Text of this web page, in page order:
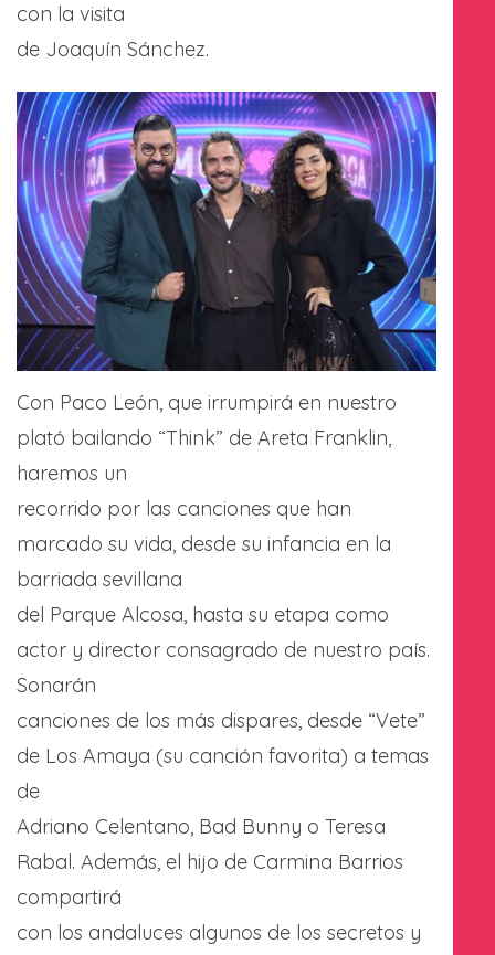
con la visita
de Joaquín Sánchez.
Con Paco León, que irrumpirá en nuestro
plató bailando “Think” de Areta Franklin,
haremos un
recorrido por las canciones que han
marcado su vida, desde su infancia en la
barriada sevillana
del Parque Alcosa, hasta su etapa como
actor y director consagrado de nuestro país.
Sonarán
canciones de los más dispares, desde “Vete”
de Los Amaya (su canción favorita) a temas
de
Adriano Celentano, Bad Bunny o Teresa
Rabal. Además, el hijo de Carmina Barrios
compartirá
con los andaluces algunos de los secretos y